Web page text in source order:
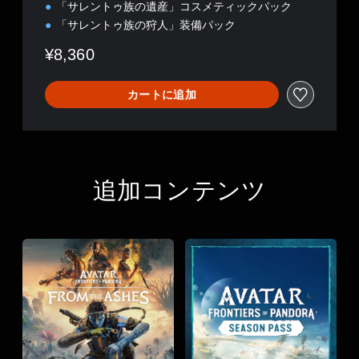
「サレントゥ族の遺産」コスメティックパック
「サレントゥ族の狩人」装備パック
¥8,360
カートに追加
追加コンテンツ